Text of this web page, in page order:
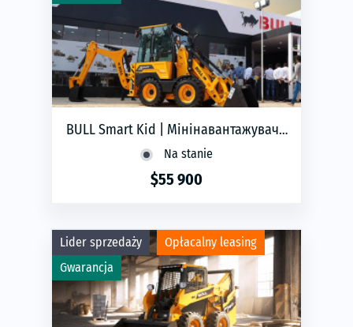
BULL Smart Kid | Мінінавантажувач |
2026
Na stanie
$55 900
Lider sprzedaży
Opłacalny leasing
Gwarancja